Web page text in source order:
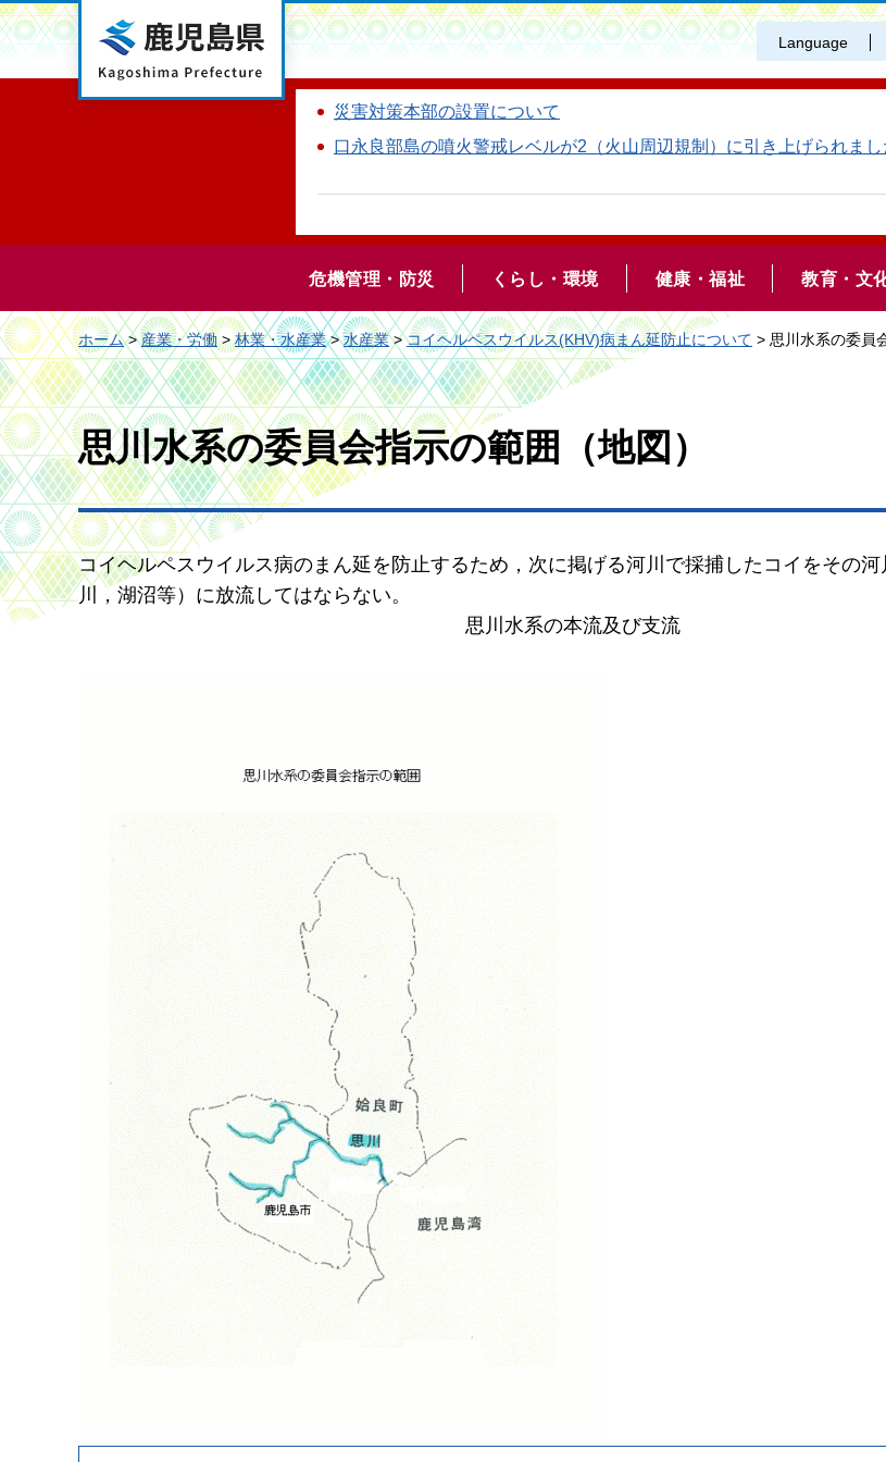
鹿児島県 Language
災害対策本部の設置について
口永良部島の噴火警戒レベルが2（火山周辺規制）に引き上げられまし
危機管理・防災 くらし・環境 健康・福祉 教育・文
ホーム>産業・労働>林業・水産業>水産業>コイヘルペスウイルス(KHV)病まん延防止について > 思川水系の委員
思川水系の委員会指示の範囲（地図）
コイヘルペスウイルス病のまん延を防止するため，次に掲げる河川で採捕したコイをその
川，湖沼等）に放流してはならない。
思川水系の本流及び支流